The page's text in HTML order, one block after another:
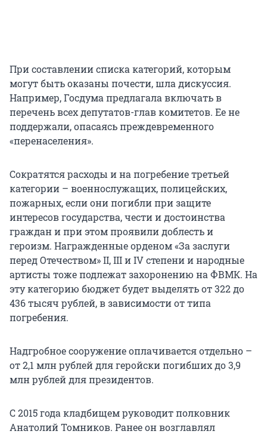
При составлении списка категорий, которым
могут быть оказаны почести, шла дискуссия.
Например, Госдума предлагала включать в
перечень всех депутатов-глав комитетов. Ее не
поддержали, опасаясь преждевременного
«перенаселения».
Сократятся расходы и на погребение третьей
категории – военнослужащих, полицейских,
пожарных, если они погибли при защите
интересов государства, чести и достоинства
граждан и при этом проявили доблесть и
героизм. Награжденные орденом «За заслуги
перед Отечеством» II, III и IV степени и народные
артисты тоже подлежат захоронению на ФВМК. На
эту категорию бюджет будет выделять от 322 до
436 тысяч рублей, в зависимости от типа
погребения.
Надгробное сооружение оплачивается отдельно –
от 2,1 млн рублей для геройски погибших до 3,9
млн рублей для президентов.
С 2015 года кладбищем руководит полковник
Анатолий Томников. Ранее он возглавлял